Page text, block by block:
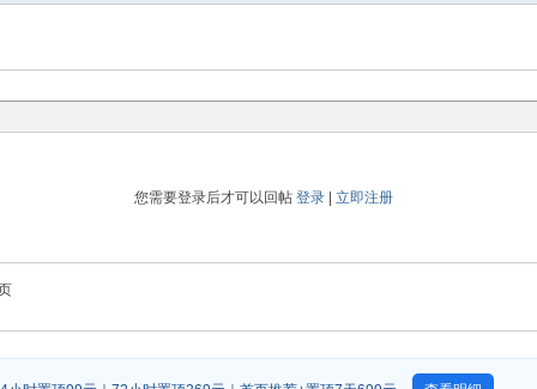
您需要登录后才可以回帖 登录| 立即注册